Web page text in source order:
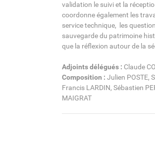
validation le suivi et la
coordonne également les
service technique, les
sauvegarde du patrimoine
que la réflexion autour de la
Adjoints délégués : Claude
Composition : Julien POSTE,
Francis LARDIN, Sébastien
MAIGRAT